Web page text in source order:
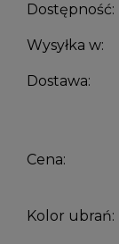
Dostępność:
Wysyłka w:
Dostawa:
Cena:
Kolor ubrań: